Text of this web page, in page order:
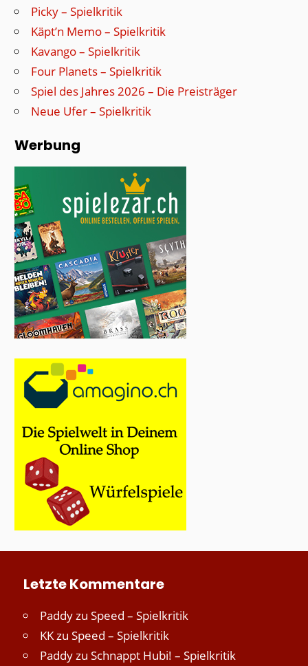
Picky – Spielkritik
Käpt’n Memo – Spielkritik
Kavango – Spielkritik
Four Planets – Spielkritik
Spiel des Jahres 2026 – Die Preisträger
Neue Ufer – Spielkritik
Werbung
Letzte Kommentare
Paddy zu Speed – Spielkritik
KK zu Speed – Spielkritik
Paddy zu Schnappt Hubi! – Spielkritik